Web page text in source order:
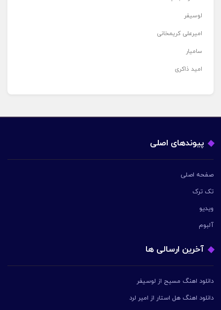
لوسیفر
امیرعلی کریمخانی
سامیار
امید ذاکری
پیوندهای اصلی
صفحه اصلی
تک ترک
ویدیو
آلبوم
آخرین ارسالی ها
دانلود اهنگ مسیح از لوسیفر
دانلود اهنگ هل استار از امیر لرد